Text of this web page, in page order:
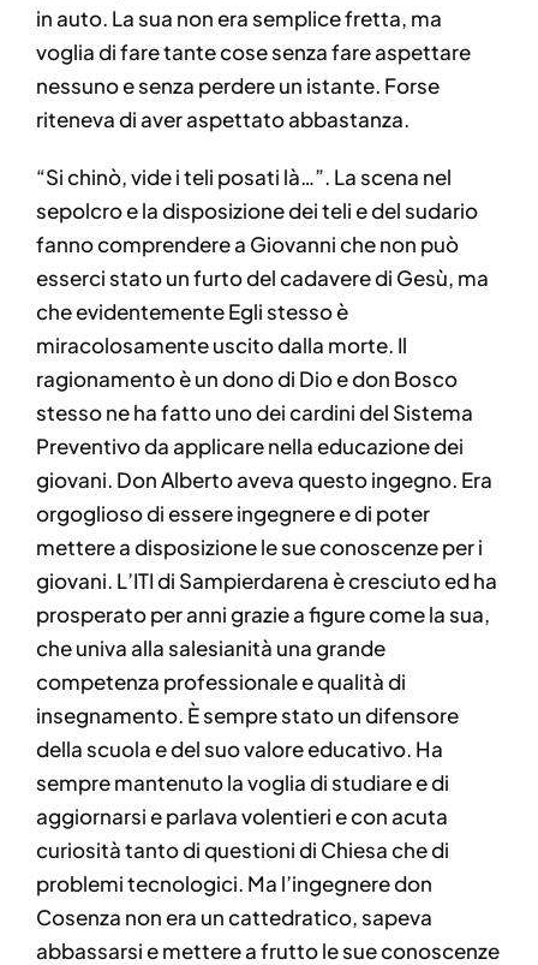
in auto. La sua non era semplice fretta, ma
voglia di fare tante cose senza fare aspettare
nessuno e senza perdere un istante. Forse
riteneva di aver aspettato abbastanza.
“Si chinò, vide i teli posati là…”. La scena nel
sepolcro e la disposizione dei teli e del sudario
fanno comprendere a Giovanni che non può
esserci stato un furto del cadavere di Gesù, ma
che evidentemente Egli stesso è
miracolosamente uscito dalla morte. Il
ragionamento è un dono di Dio e don Bosco
stesso ne ha fatto uno dei cardini del Sistema
Preventivo da applicare nella educazione dei
giovani. Don Alberto aveva questo ingegno. Era
orgoglioso di essere ingegnere e di poter
mettere a disposizione le sue conoscenze per i
giovani. L’ITI di Sampierdarena è cresciuto ed ha
prosperato per anni grazie a figure come la sua,
che univa alla salesianità una grande
competenza professionale e qualità di
insegnamento. È sempre stato un difensore
della scuola e del suo valore educativo. Ha
sempre mantenuto la voglia di studiare e di
aggiornarsi e parlava volentieri e con acuta
curiosità tanto di questioni di Chiesa che di
problemi tecnologici. Ma l’ingegnere don
Cosenza non era un cattedratico, sapeva
abbassarsi e mettere a frutto le sue conoscenze